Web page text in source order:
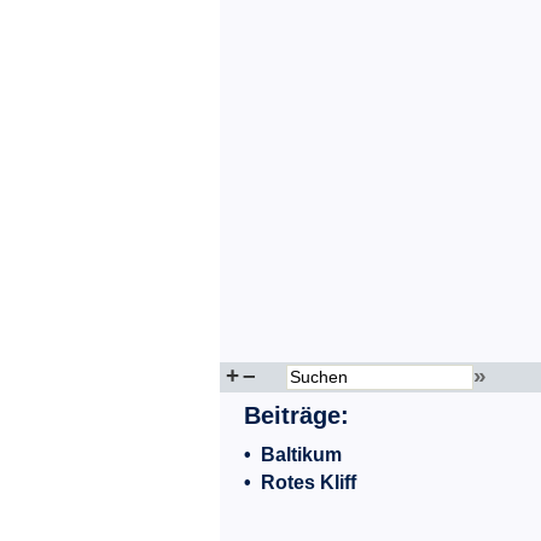
+– »
Beiträge:
•
Baltikum
•
Rotes Kliff